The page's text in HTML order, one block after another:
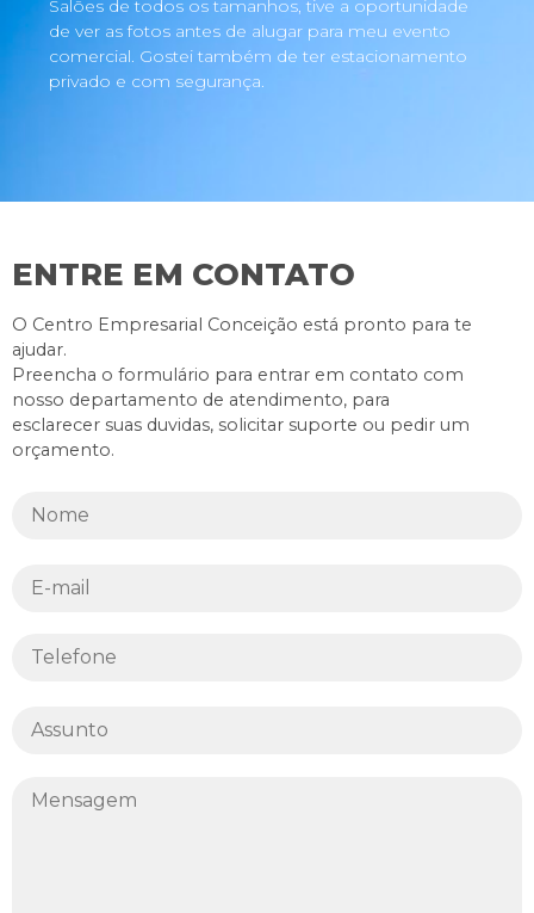
Salões de todos os tamanhos, tive a oportunidade
de ver as fotos antes de alugar para meu evento
comercial. Gostei também de ter estacionamento
privado e com segurança.
ENTRE EM CONTATO
O Centro Empresarial Conceição está pronto para te
ajudar.
Preencha o formulário para entrar em contato com
nosso departamento de atendimento, para
esclarecer suas duvidas, solicitar suporte ou pedir um
orçamento.